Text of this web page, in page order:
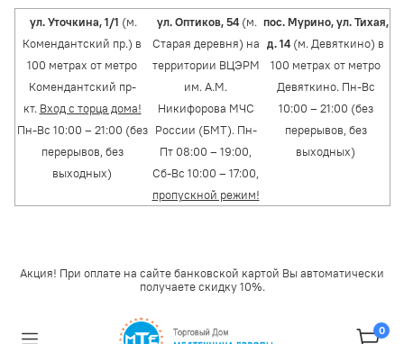
ул. Уточкина, 1/1 (м.
Комендантский пр.) в
100 метрах от метро
Комендантский пр-
кт. Вход с торца дома!
Пн-Вс 10:00 – 21:00 (без
перерывов, без
выходных)
ул. Оптиков, 54 (м.
Старая деревня) на
территории ВЦЭРМ
им. А.М.
Никифорова МЧС
России (БМТ). Пн-
Пт 08:00 – 19:00,
Сб-Вс 10:00 – 17:00,
пропускной режим!
пос. Мурино, ул. Тихая,
д. 14 (м. Девяткино) в
100 метрах от метро
Девяткино. Пн-Вс
10:00 – 21:00 (без
перерывов, без
выходных)
Акция! При оплате на сайте банковской картой Вы автоматически
получаете скидку 10%.
0